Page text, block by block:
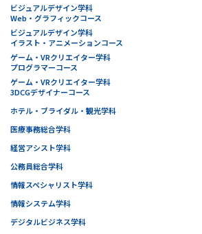
ビジュアルデザイン学科
Web・グラフィックコース
ビジュアルデザイン学科
イラスト・アニメーションコース
ゲーム・VRクリエイター学科
プログラマーコース
ゲーム・VRクリエイター学科
3DCGデザイナーコース
ホテル・ブライダル・観光学科
医療事務総合学科
経営アシスト学科
公務員総合学科
情報スペシャリスト学科
情報システム学科
デジタルビジネス学科